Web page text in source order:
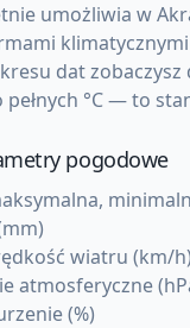
umożliwia w
klimatycznymi
dat
°C — to
pogodowe
wiatru (km/h)
atmosferyczne
(%)